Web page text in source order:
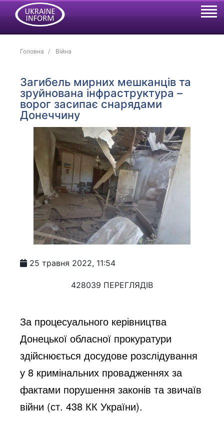
Головна Війна
Загибель мирних мешканців та
зруйнована інфраструктура –
ворог засипає снарядами
Донеччину
25 травня 2022, 11:54
428039 ПЕРЕГЛЯДІВ
За процесуального керівництва
Донецької обласної прокуратури
здійснюється досудове розслідування
у 8 кримінальних провадженнях за
фактами порушення законів та звичаїв
війни (ст. 438 КК України).